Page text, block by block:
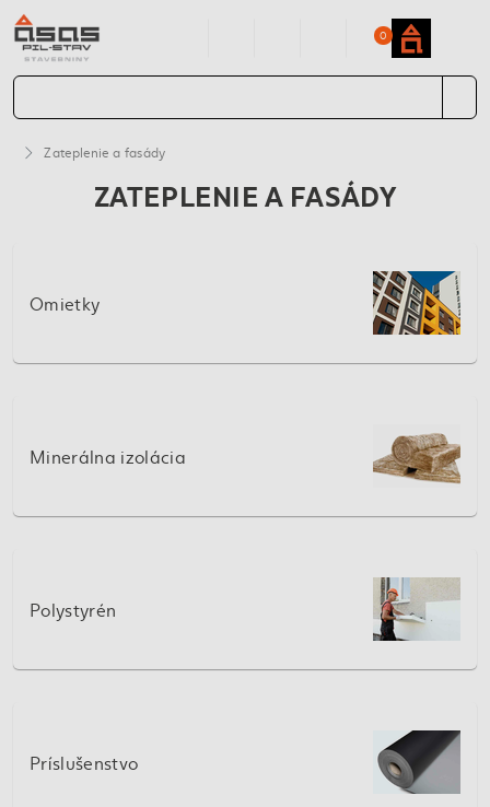
0
Zateplenie a fasády
ZATEPLENIE A FASÁDY
Omietky
Minerálna izolácia
Polystyrén
Príslušenstvo